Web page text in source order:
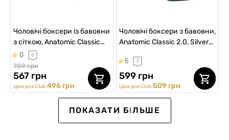
Чоловічі боксери із бавовни
з сіткою, Anatomic Classic
Light, Silver Series, білий
0 0
709 грн
567 грн
Ціна для Club:496 грн
Чоловічі боксери з бавовни,
Anatomic Classic 2.0, Silver
5 2
599 грн
Ціна для Club:509 грн
ВИБІР №1
Ексклюзив для Клубу ВИБІР №1
ПОКАЗАТИ БІЛЬШЕ